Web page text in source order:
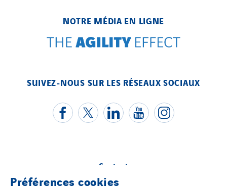
NOTRE MÉDIA EN LIGNE
SUIVEZ-NOUS SUR LES RÉSEAUX SOCIAUX
Contact
Préférences cookies